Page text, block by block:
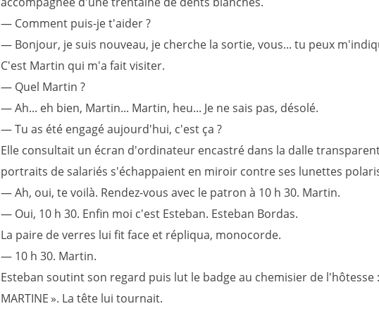
— Comment puis-je t'aider ?
— Bonjour, je suis nouveau, je cherche la sortie, vous... tu peux
C'est Martin qui m'a fait visiter.
— Quel Martin ?
— Ah... eh bien, Martin... Martin, heu... Je ne sais pas, désolé.
— Tu as été engagé aujourd'hui, c'est ça ?
Elle consultait un écran d'ordinateur encastré dans la dalle
portraits de salariés s'échappaient en miroir contre ses lunettes
— Ah, oui, te voilà. Rendez-vous avec le patron à 10 h 30. Martin.
— Oui, 10 h 30. Enfin moi c'est Esteban. Esteban Bordas.
La paire de verres lui fit face et répliqua, monocorde.
— 10 h 30. Martin.
Esteban soutint son regard puis lut le badge au chemisier de l'hôtesse
MARTINE ». La tête lui tournait.